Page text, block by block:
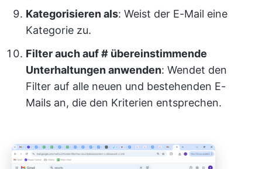
Kategorisieren als: Weist der E-Mail eine
Kategorie zu.
Filter auch auf # übereinstimmende
Unterhaltungen anwenden: Wendet den
Filter auf alle neuen und bestehenden E-
Mails an, die den Kriterien entsprechen.